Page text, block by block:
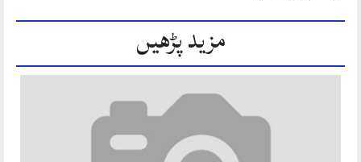
مزید پڑھیں